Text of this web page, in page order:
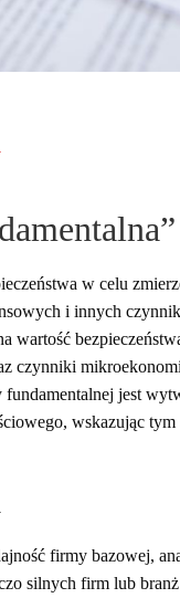
w celu
i innych
wartość
czynniki
fundamentalnej jest
wskazując
firmy bazowej,
silnych firm lub